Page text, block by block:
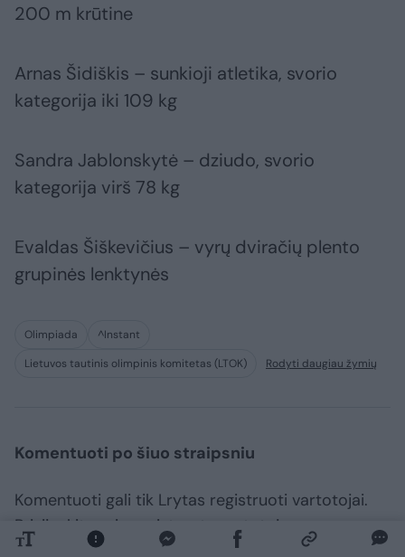
200 m krūtine
Arnas Šidiškis – sunkioji atletika, svorio
kategorija iki 109 kg
Sandra Jablonskytė – dziudo, svorio
kategorija virš 78 kg
Evaldas Šiškevičius – vyrų dviračių plento
grupinės lenktynės
Olimpiada
^Instant
Lietuvos tautinis olimpinis komitetas (LTOK)
Rodyti daugiau žymių
Komentuoti po šiuo straipsniu
Komentuoti gali tik Lrytas registruoti vartotojai.
Prisijunkite prie registruotų vartotojų
bendruomenės ir bendraukite komentaruose!